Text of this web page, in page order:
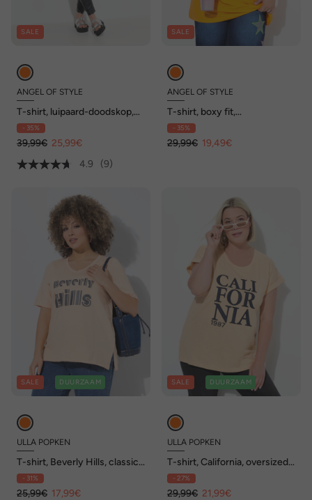
SALE
ANGEL OF STYLE
T-shirt, luipaard-doodskop,
V-hals, halve mouwen
- 35%
39,99€ 25,99€
4.9
(9)
SALE
ANGEL OF STYLE
T-shirt, boxy fit,
statement/tijgerkop
- 35%
29,99€ 19,49€
SALE DUURZAAM
ULLA POPKEN
T-shirt, Beverly Hills, classic,
V-hals, halve mouwen
- 31%
25,99€ 17,99€
SALE DUURZAAM
ULLA POPKEN
T-shirt, California, oversized,
ronde hals, halve mouwen
- 27%
29,99€ 21,99€